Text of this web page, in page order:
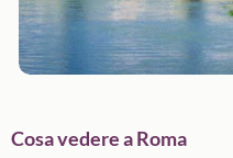
Cosa vedere a Roma